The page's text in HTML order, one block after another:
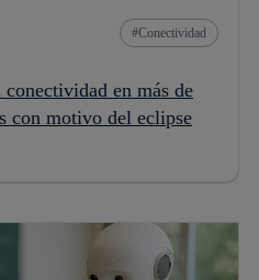
Conectividad
en más de
con motivo del eclipse